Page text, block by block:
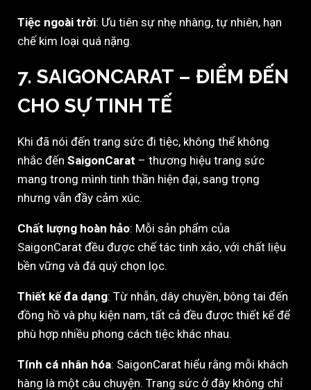
Tiệc ngoài trời: Ưu tiên sự nhẹ nhàng, tự nhiên, hạn
chế kim loại quá nặng.
7. SAIGONCARAT – ĐIỂM ĐẾN
CHO SỰ TINH TẾ
Khi đã nói đến trang sức đi tiệc, không thể không
nhắc đến SaigonCarat – thương hiệu trang sức
mang trong mình tinh thần hiện đại, sang trọng
nhưng vẫn đầy cảm xúc.
Chất lượng hoàn hảo: Mỗi sản phẩm của
SaigonCarat đều được chế tác tinh xảo, với chất liệu
bền vững và đá quý chọn lọc.
Thiết kế đa dạng: Từ nhẫn, dây chuyền, bông tai đến
đồng hồ và phụ kiện nam, tất cả đều được thiết kế để
phù hợp nhiều phong cách tiệc khác nhau.
Tính cá nhân hóa: SaigonCarat hiểu rằng mỗi khách
hàng là một câu chuyện. Trang sức ở đây không chỉ